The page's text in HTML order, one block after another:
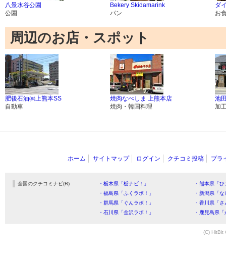
八景水谷公園
公園
Bekery Skidamarink
パン
ダ
お
周辺のお店・スポット
肥後石油㈱上熊本SS
自動車
焼肉なべしま 上熊本店
焼肉・韓国料理
池
加
ホーム サイトマップ ログイン クチコミ投稿 プラ
全国のクチコミナビ(R) ・栃木県「栃ナビ！」
・熊本県「
・福島県「ふくラボ！」
・新潟県「
・群馬県「ぐんラボ！」
・香川県「
・石川県「金沢ラボ！」
・鹿児島県
(C) HitBit